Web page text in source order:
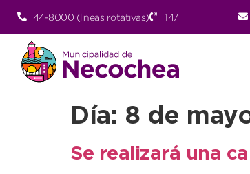
44-8000 (lineas rotativas) 147
Día: 8 de
Se realizará una